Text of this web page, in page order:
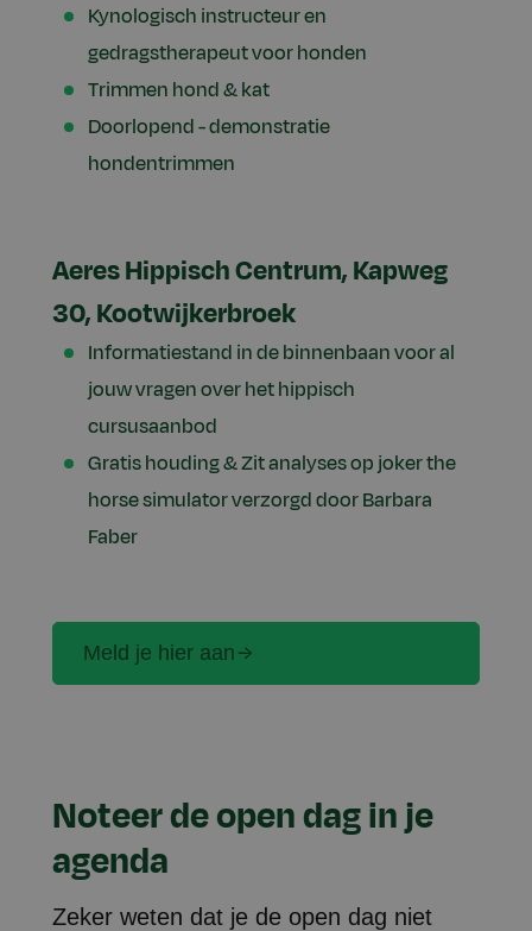
Kynologisch instructeur en
gedragstherapeut voor honden
Trimmen hond & kat
Doorlopend - demonstratie
hondentrimmen
Aeres Hippisch Centrum, Kapweg
30, Kootwijkerbroek
Informatiestand in de binnenbaan voor al
jouw vragen over het hippisch
cursusaanbod
Gratis houding & Zit analyses op joker the
horse simulator verzorgd door Barbara
Faber
Meld je hier aan
Noteer de open dag in je
agenda
Zeker weten dat je de open dag niet